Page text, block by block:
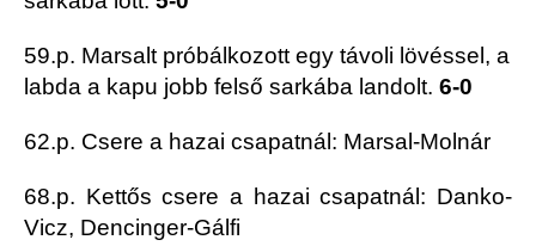
59.p. Marsalt próbálkozott egy távoli lövéssel, a
labda a kapu jobb felső sarkába landolt. 6-0
62.p. Csere a hazai csapatnál: Marsal-Molnár
68.p. Kettős csere a hazai csapatnál: Danko-
Vicz, Dencinger-Gálfi